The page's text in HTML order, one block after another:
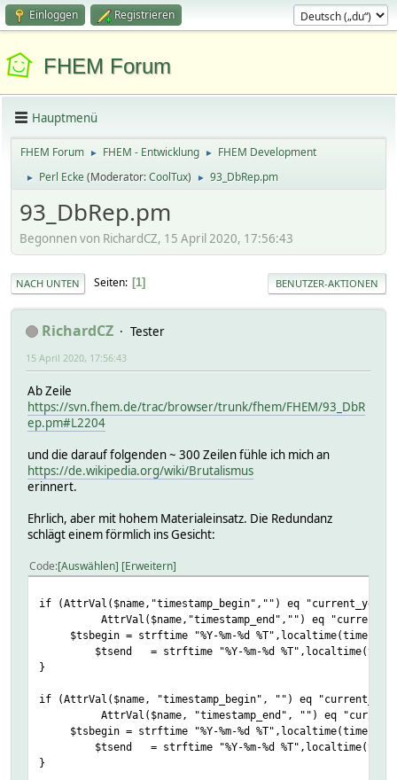
Einloggen Registrieren
FHEM Forum
Hauptmenü
FHEM Forum ► FHEM - Entwicklung ► FHEM Development
► Perl Ecke(Moderator:CoolTux) ► 93_DbRep.pm
93_DbRep.pm
Begonnen von RichardCZ, 15 April 2020, 17:56:43
NACH UNTEN Seiten 1 BENUTZER-AKTIONEN
RichardCZ Tester
15 April 2020, 17:56:43
Ab Zeile
https://svn.fhem.de/trac/browser/trunk/fhem/FHEM/93_DbR
ep.pm#L2204
und die darauf folgenden ~ 300 Zeilen fühle ich mich an
https://de.wikipedia.org/wiki/Brutalismus
erinnert.
Ehrlich, aber mit hohem Materialeinsatz. Die Redundanz
schlägt einem förmlich ins Gesicht:
Code Auswählen Erweitern
if (AttrVal($name,"timestamp_begin","") eq
AttrVal($name,"timestamp_end","") eq
$tsbegin = strftime "%Y-%m-%d
$tsend = strftime "%Y-%m-%d
}
if (AttrVal($name, "timestamp_begin", "") eq
AttrVal($name, "timestamp_end", "") eq
$tsbegin = strftime "%Y-%m-%d
$tsend = strftime "%Y-%m-%d
}